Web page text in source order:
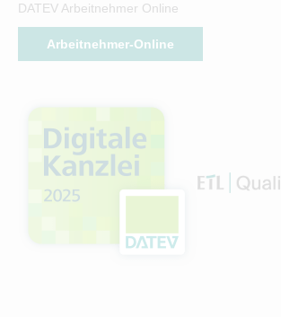
DATEV Arbeitnehmer Online
Arbeitnehmer-Online